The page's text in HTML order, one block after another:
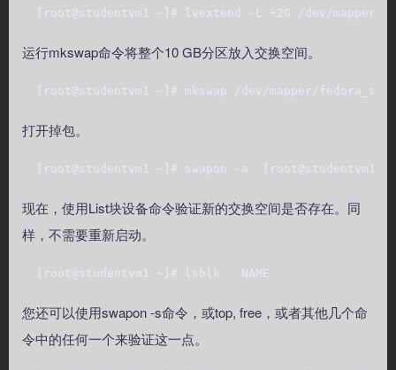
[root@studentvm1 ~]# lvextend -L +2G /dev/mapper/
运行mkswap命令将整个10 GB分区放入交换空间。
[root@studentvm1 ~]# mkswap /dev/mapper/
打开掉包。
[root@studentvm1 ~]# swapon -a  [root@studentvm1
现在，使用List块设备命令验证新的交换空间是否存在。同
样，不需要重新启动。
[root@studentvm1 ~]# lsblk   NAME
您还可以使用swapon -s命令，或top, free，或者其他几个命
令中的任何一个来验证这一点。